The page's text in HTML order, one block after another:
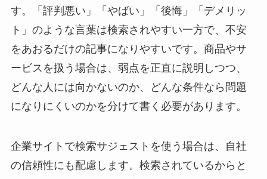
す。「評判悪い」「やばい」「後悔」「デメリッ
ト」のような言葉は検索されやすい一方で、不安
をあおるだけの記事になりやすいです。商品やサ
ービスを扱う場合は、弱点を正直に説明しつつ、
どんな人には向かないのか、どんな条件なら問題
になりにくいのかを分けて書く必要があります。
企業サイトで検索サジェストを使う場合は、自社
の信頼性にも配慮します。検索されているからと